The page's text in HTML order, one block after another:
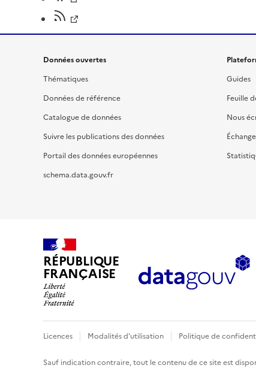
Données ouvertes
Thématiques
Données de référence
Catalogue de données
Suivre les publications des données
Portail des données européennes
schema.data.gouv.fr
Guides
Feuille
Nous
RÉPUBLIQUE
FRANÇAISE
Licences Modalités d'utilisation Politique de
Sauf indication contraire, tout le contenu de ce site est